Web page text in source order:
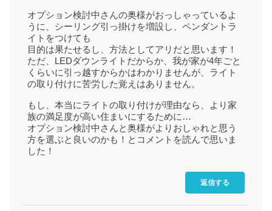
オプション検討中さんの奥様がおっしゃっているよ
うに、シーリング引っ掛けを増設し、ペンダントラ
イトをつけても
目的は果たせるし、方法としてアリだと思います！
ただ、LEDダウンライトだからか、我が家が4年ごと
くらいに引っ越すからかはわかりませんが、ライト
の取り付けに苦労した覚えはありません。
もし、本当にライトの取り付けが理由なら、より家
族の満足度が高い住まいにするために…
オプション検討中さんと奥様がよりおしゃれと思う
方を選ぶと良いのかも！とコメントを読んで思いま
した！
返信する